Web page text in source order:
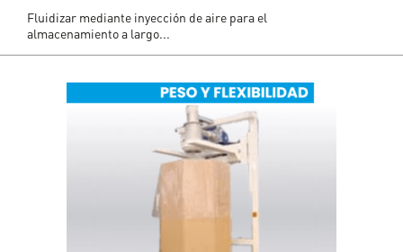
Fluidizar mediante inyección de aire para el
almacenamiento a largo...